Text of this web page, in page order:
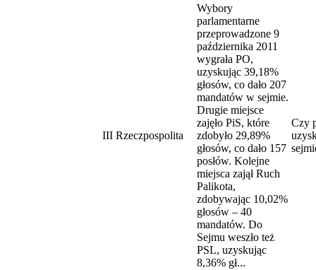
III Rzeczpospolita
Wybory
parlamentarne
przeprowadzone 9
października 2011
wygrała PO,
uzyskując 39,18%
głosów, co dało 207
mandatów w sejmie.
Drugie miejsce
zajęło PiS, które
zdobyło 29,89%
głosów, co dało 157
posłów. Kolejne
miejsca zajął Ruch
Palikota,
zdobywając 10,02%
głosów – 40
mandatów. Do
Sejmu weszło też
PSL, uzyskując
8,36% gł...
Czy